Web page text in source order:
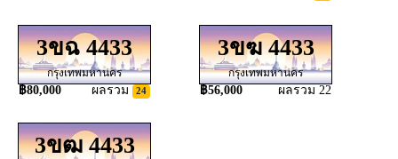
3ขฉ 4433
กรุงเทพมหานคร
฿80,000 ผลรวม 24
3ขฆ 4433
กรุงเทพมหานคร
฿56,000 ผลรวม 22
3ขฒ 4433